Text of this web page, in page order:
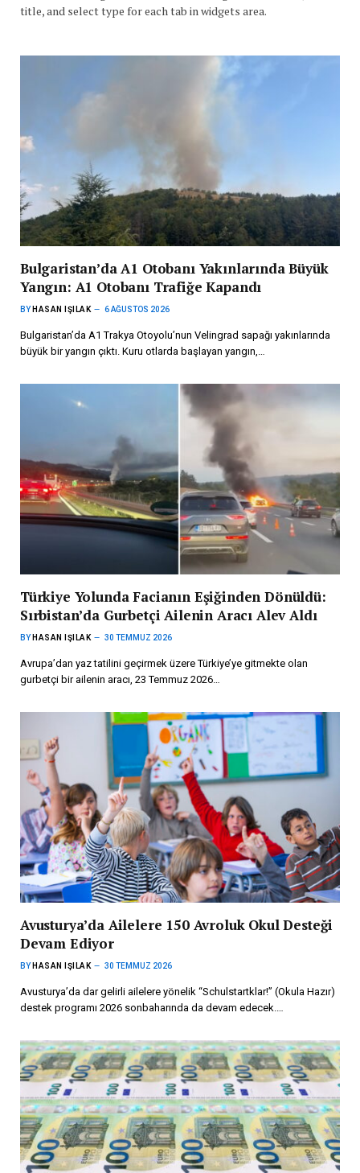
title, and select type for each tab in widgets area.
Bulgaristan’da A1 Otobanı Yakınlarında Büyük
Yangın: A1 Otobanı Trafiğe Kapandı
BY HASAN IŞILAK 6 AĞUSTOS 2026
Bulgaristan’da A1 Trakya Otoyolu’nun Velingrad sapağı yakınlarında
büyük bir yangın çıktı. Kuru otlarda başlayan yangın,…
Türkiye Yolunda Facianın Eşiğinden Dönüldü:
Sırbistan’da Gurbetçi Ailenin Aracı Alev Aldı
BY HASAN IŞILAK 30 TEMMUZ 2026
Avrupa’dan yaz tatilini geçirmek üzere Türkiye’ye gitmekte olan
gurbetçi bir ailenin aracı, 23 Temmuz 2026…
Avusturya’da Ailelere 150 Avroluk Okul Desteği
Devam Ediyor
BY HASAN IŞILAK 30 TEMMUZ 2026
Avusturya’da dar gelirli ailelere yönelik “Schulstartklar!” (Okula Hazır)
destek programı 2026 sonbaharında da devam edecek.…